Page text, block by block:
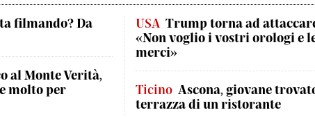
filmando? Da
al Monte Verità,
molto per
USA Trump torna ad
«Non voglio i vostri orologi e
merci»
Ticino Ascona, giovane
terrazza di un ristorante